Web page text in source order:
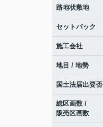
路地状敷地
セットバック
施工会社
地目 / 地勢
国土法届出要否
総区画数 /
販売区画数